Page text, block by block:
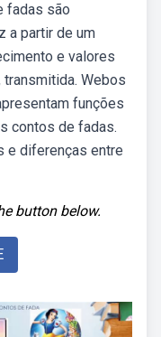
fadas são
a partir de um
e valores
transmitida. Webos
funções
contos de fadas.
e diferenças entre
button below.